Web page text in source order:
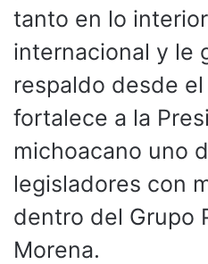
tanto en lo
internacional y le
respaldo desde
fortalece a la
michoacano uno
legisladores con
dentro del Grupo
Morena.